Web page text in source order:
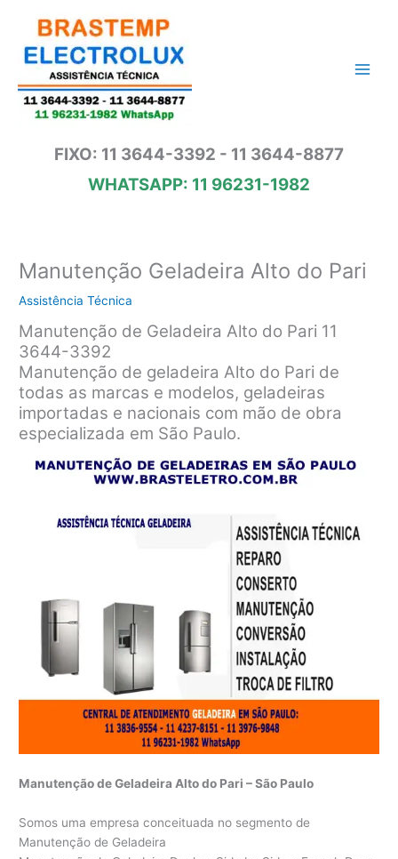
conteúdo
FIXO: 11 3644-3392 - 11 3644-8877
WHATSAPP: 11 96231-1982
Manutenção Geladeira Alto do Pari
Assistência Técnica
Manutenção de Geladeira Alto do Pari 11
3644-3392
Manutenção de geladeira Alto do Pari de
todas as marcas e modelos, geladeiras
importadas e nacionais com mão de obra
especializada em São Paulo.
Manutenção de Geladeira Alto do Pari – São Paulo
Somos uma empresa conceituada no segmento de
Manutenção de Geladeira